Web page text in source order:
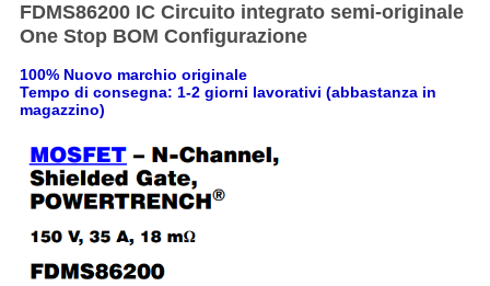
FDMS86200 IC Circuito integrato semi-originale
One Stop BOM Configurazione
100% Nuovo marchio originale
Tempo di consegna: 1-2 giorni lavorativi (abbastanza in
magazzino)